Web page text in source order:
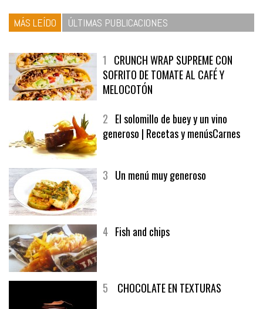
MÁS LEÍDO ÚLTIMAS PUBLICACIONES
1 CRUNCH WRAP SUPREME CON
SOFRITO DE TOMATE AL CAFÉ Y
MELOCOTÓN
2 El solomillo de buey y un vino
generoso | Recetas y menúsCarnes
3 Un menú muy generoso
4 Fish and chips
5 CHOCOLATE EN TEXTURAS